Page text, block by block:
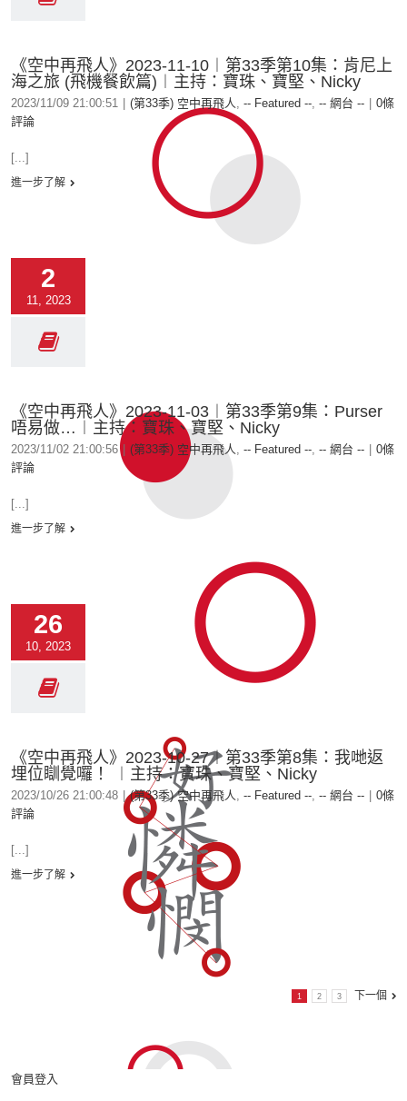
《空中再飛人》2023-11-10︱第33季第10集：肯尼上
海之旅 (飛機餐飲篇)︱主持：寶珠、寶堅、Nicky
2023/11/09 21:00:51 (第33季) 空中再飛人, -- Featured --, -- 網台 --
0條
評論
[...]
進一步了解
2
11, 2023
《空中再飛人》2023-11-03︱第33季第9集：Purser
唔易做…︱主持：寶珠、寶堅、Nicky
2023/11/02 21:00:56 (第33季) 空中再飛人, -- Featured --, -- 網台 --
0條
評論
[...]
進一步了解
26
10, 2023
《空中再飛人》2023-10-27︱第33季第8集：我哋返
埋位瞓覺囉！ ︱主持：寶珠、寶堅、Nicky
2023/10/26 21:00:48 (第33季) 空中再飛人, -- Featured --, -- 網台 --
0條
評論
[...]
進一步了解
1 2 3 下一個
會員登入